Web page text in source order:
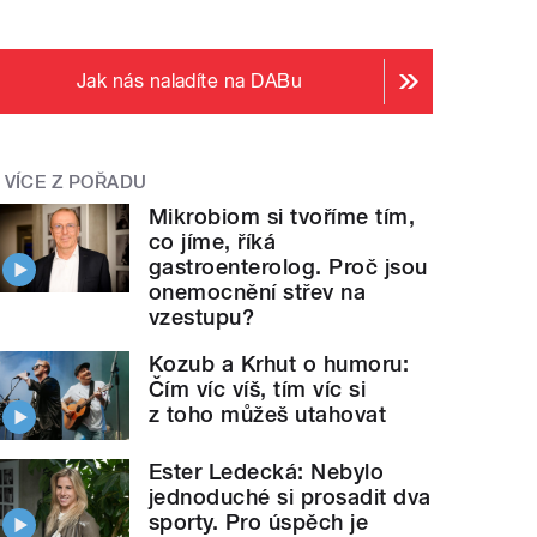
Jak nás naladíte na DABu
VÍCE Z POŘADU
Mikrobiom si tvoříme tím,
co jíme, říká
gastroenterolog. Proč jsou
onemocnění střev na
vzestupu?
Kozub a Krhut o humoru:
Čím víc víš, tím víc si
z toho můžeš utahovat
Ester Ledecká: Nebylo
jednoduché si prosadit dva
sporty. Pro úspěch je